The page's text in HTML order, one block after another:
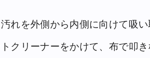
れを外側から内側に向けて吸い
クリーナーをかけて、布で叩き